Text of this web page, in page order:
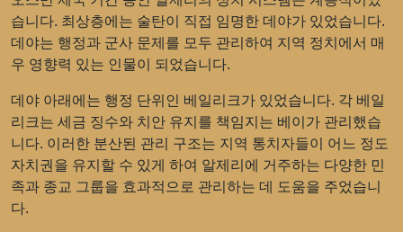
습니다. 최상층에는 술탄이 직접 임명한 데야가 있었습니다.
데야는 행정과 군사 문제를 모두 관리하여 지역 정치에서 매
우 영향력 있는 인물이 되었습니다.
데야 아래에는 행정 단위인 베일리크가 있었습니다. 각 베일
리크는 세금 징수와 치안 유지를 책임지는 베이가 관리했습
니다. 이러한 분산된 관리 구조는 지역 통치자들이 어느 정도
자치권을 유지할 수 있게 하여 알제리에 거주하는 다양한 민
족과 종교 그룹을 효과적으로 관리하는 데 도움을 주었습니
다.